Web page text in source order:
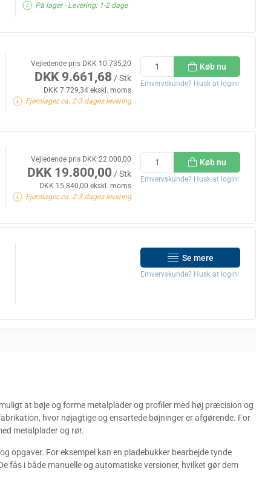
På lager- Levering: 1-2 dage
Vejledende pris DKK 10.735,20
DKK 9.661,68 / Stk
DKK 7.729,34 ekskl. moms
Fjernlager, ca. 2-3 dages levering
Køb nu
Erhvervskunde? Husk at login!
Vejledende pris DKK 22.000,00
DKK 19.800,00 / Stk
DKK 15.840,00 ekskl. moms
Fjernlager, ca. 2-3 dages levering
Køb nu
Erhvervskunde? Husk at login!
Se mere
Erhvervskunde? Husk at login!
at bøje og forme metalplader og profiler med høj præcision og
hvor nøjagtige og ensartede bøjninger er afgørende. For
metalplader og rør.
opgaver. For eksempel kan en pladebukker bearbejde tynde
fås i både manuelle og automatiske versioner, hvilket gør dem